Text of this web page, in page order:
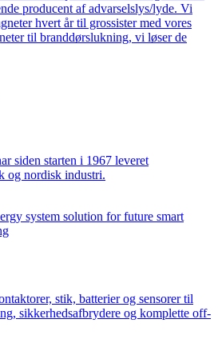
producent af advarselslys/lyde. Vi
hvert år til grossister med vores
til branddørslukning, vi løser de
siden starten i 1967 leveret
og nordisk industri.
stik, batterier og sensorer til
sikkerhedsafbrydere og komplette off-